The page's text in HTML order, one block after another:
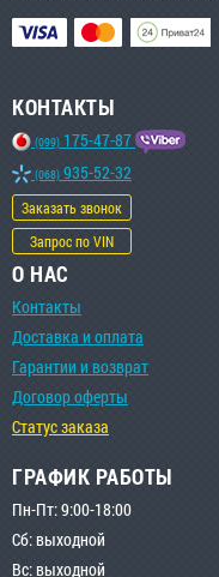
КОНТАКТЫ
(099) 175-47-87
(068) 935-52-32
Заказать звонок
Запрос по VIN
О НАС
Контакты
Доставка и оплата
Гарантии и возврат
Договор оферты
Статус заказа
ГРАФИК РАБОТЫ
Пн-Пт: 9:00-18:00
Сб: выходной
Вс: выходной